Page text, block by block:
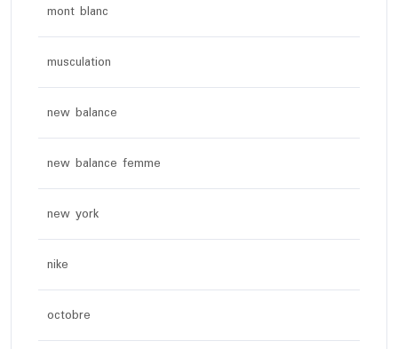
mont blanc
musculation
new balance
new balance femme
new york
nike
octobre